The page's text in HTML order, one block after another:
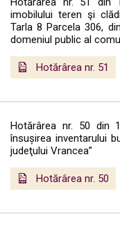
imobilului teren şi
Tarla 8 Parcela 306,
domeniul public al
Hotărârea nr. 51
Hotărârea nr. 50 din
însușirea inventarului
judeţului Vrancea”
Hotărârea nr. 50